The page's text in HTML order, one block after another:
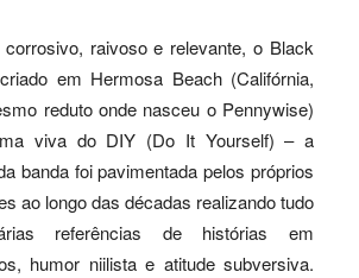
raivoso e relevante, o Black
em Hermosa Beach (Califórnia,
reduto onde nasceu o Pennywise)
viva do DIY (Do It Yourself) – a
banda foi pavimentada pelos próprios
ao longo das décadas realizando tudo
referências de histórias em
humor niilista e atitude subversiva.